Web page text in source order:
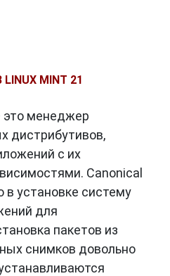
MINT 21
это менеджер
дистрибутивов,
с их
Canonical
в установке систему
для
пакетов из
снимков довольно